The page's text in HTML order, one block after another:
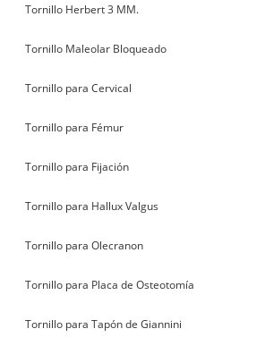
Tornillo Herbert 3 MM.
Tornillo Maleolar Bloqueado
Tornillo para Cervical
Tornillo para Fémur
Tornillo para Fijación
Tornillo para Hallux Valgus
Tornillo para Olecranon
Tornillo para Placa de Osteotomía
Tornillo para Tapón de Giannini